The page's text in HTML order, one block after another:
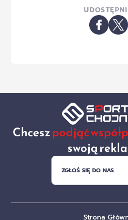
Chceszpodjąć
swoją
ZGŁOŚ SIĘ DO NAS
Strona